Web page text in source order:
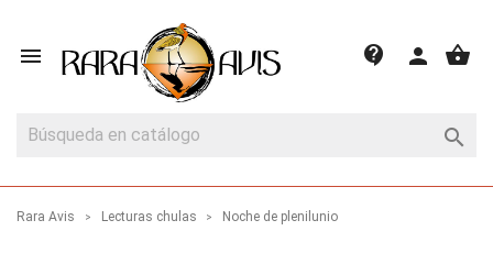
 shopping_basket
person
contact_support

Rara Avis Lecturas chulas Noche de plenilunio